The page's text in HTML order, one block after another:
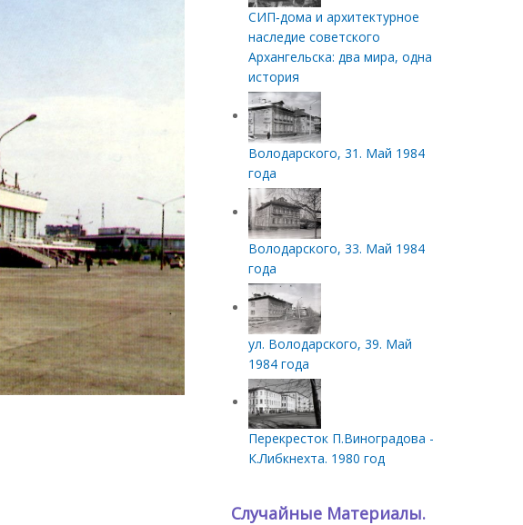
СИП‑дома и архитектурное
наследие советского
Архангельска: два мира, одна
история
Володарского, 31. Май 1984
года
Володарского, 33. Май 1984
года
ул. Володарского, 39. Май
1984 года
Перекресток П.Виноградова -
К.Либкнехта. 1980 год
Случайные Материалы.